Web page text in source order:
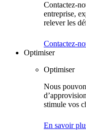
Contactez-
entreprise,
relever les
Contactez-
Optimiser
Optimiser
Nous
stimule vos
En savoir